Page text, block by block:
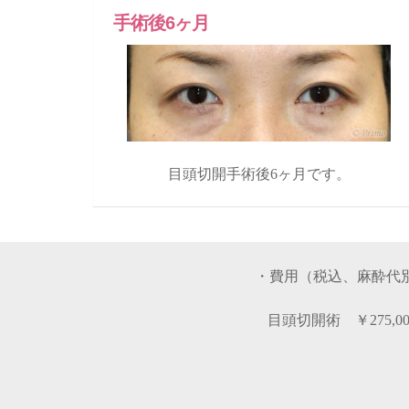
手術後6ヶ月
目頭切開手術後6ヶ月です。
・費用（税込、麻酔代
目頭切開術 ￥